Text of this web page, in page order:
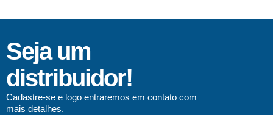
Seja um
distribuidor!
Cadastre-se e logo entraremos em contato com
mais detalhes.